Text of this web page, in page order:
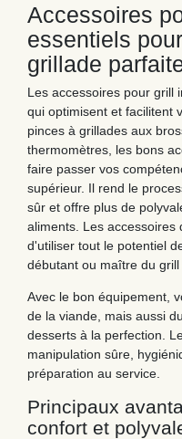
Accessoires
essentiels
grillade
Les accessoires pour grill
qui optimisent et facilitent
pinces à grillades aux
thermomètres, les bons
faire passer vos
supérieur. Il rend le
sûr et offre plus de
aliments. Les accessoires
d'utiliser tout le potentiel
débutant ou maître du grill
Avec le bon équipement,
de la viande, mais aussi
desserts à la perfection.
manipulation sûre,
préparation au service.
Principaux
confort et